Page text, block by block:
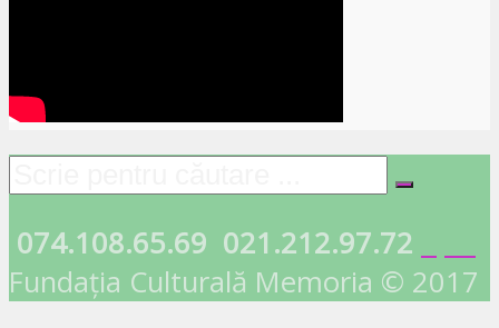
074.108.65.69 021.212.97.72
Fundația Culturală Memoria © 2017